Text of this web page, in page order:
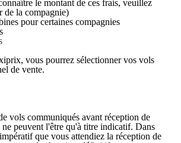
le montant de ces frais, veuillez
de la compagnie)
pour certaines compagnies
vous pourrez sélectionner vos vols
de vente.
vols communiqués avant réception de
peuvent l'être qu'à titre indicatif. Dans
que vous attendiez la réception de